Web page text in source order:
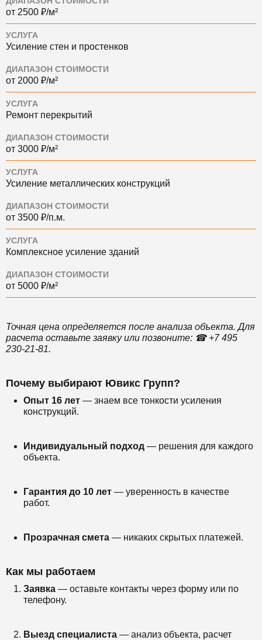
от 2500 ₽/м²
УСЛУГА
Усиление стен и простенков
ДИАПАЗОН СТОИМОСТИ
от 2000 ₽/м²
УСЛУГА
Ремонт перекрытий
ДИАПАЗОН СТОИМОСТИ
от 3000 ₽/м²
УСЛУГА
Усиление металлических конструкций
ДИАПАЗОН СТОИМОСТИ
от 3500 ₽/п.м.
УСЛУГА
Комплексное усиление зданий
ДИАПАЗОН СТОИМОСТИ
от 5000 ₽/м²
Точная цена определяется после анализа объекта. Для
расчета оставьте заявку или позвоните: ☎ +7 495
230-21-81.
Почему выбирают Ювикс Групп?
Опыт 16 лет — знаем все тонкости усиления
конструкций.
Индивидуальный подход — решения для каждого
объекта.
Гарантия до 10 лет — уверенность в качестве
работ.
Прозрачная смета — никаких скрытых платежей.
Как мы работаем
Заявка — оставьте контакты через форму или по
телефону.
Выезд специалиста — анализ объекта, расчет